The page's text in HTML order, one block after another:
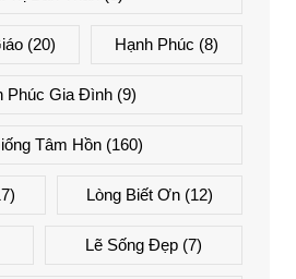
(20) Hạnh Phúc (8)
Phúc Gia Đình (9)
Tâm Hồn (160)
Lòng Biết Ơn(12)
Lẽ Sống Đẹp(7)